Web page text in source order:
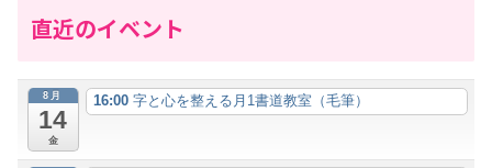
直近のイベント
8月
14
金
16:00 字と心を整える月1書道教室（毛筆）